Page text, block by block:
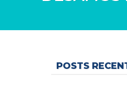
POSTS